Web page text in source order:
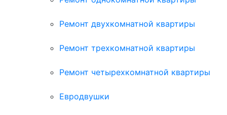
Ремонт двухкомнатной квартиры
Ремонт трехкомнатной квартиры
Ремонт четырехкомнатной квартиры
Евродвушки